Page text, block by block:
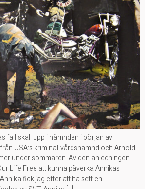
fall skall upp i nämnden i början av
USA:s kriminal-vårdsnämnd och Arnold
under sommaren. Av den anledningen
Life Free att kunna påverka Annikas
fick jag efter att ha sett en